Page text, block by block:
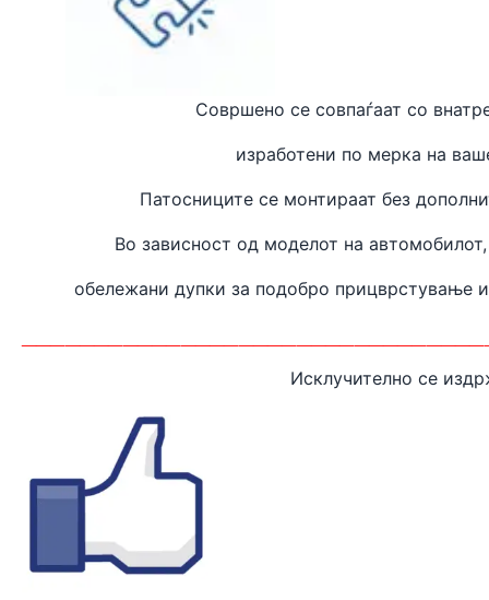
Совршено се совпаѓаат со
изработени по мерка на
Патосниците се монтираат без
Во зависност од моделот на
обележани дупки за подобро прицврстување
Исклучително се